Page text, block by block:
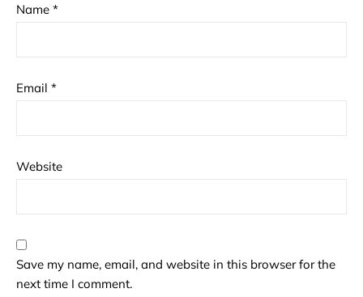
Name *
Email *
Website
Save my name, email, and website in this browser for the
next time I comment.